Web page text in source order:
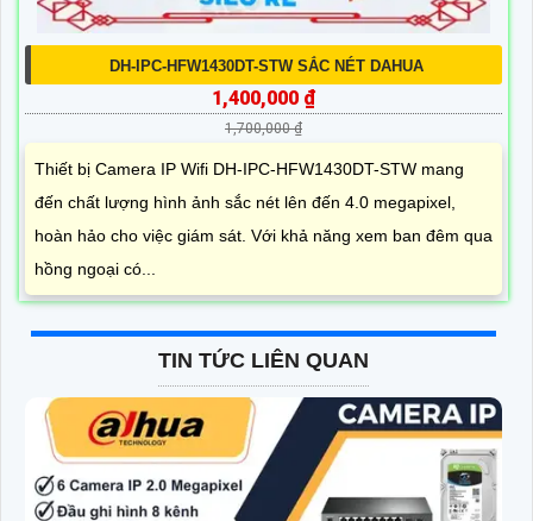
DH-IPC-HFW1430DT-STW SẮC NÉT DAHUA
1,400,000 ₫
1,700,000 ₫
Thiết bị Camera IP Wifi DH-IPC-HFW1430DT-STW mang
đến chất lượng hình ảnh sắc nét lên đến 4.0 megapixel,
hoàn hảo cho việc giám sát. Với khả năng xem ban đêm qua
hồng ngoại có...
TIN TỨC LIÊN QUAN